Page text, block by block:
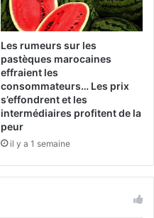
Les rumeurs sur les
pastèques marocaines
effraient les
consommateurs… Les prix
s’effondrent et les
intermédiaires profitent de la
peur
il y a 1 semaine